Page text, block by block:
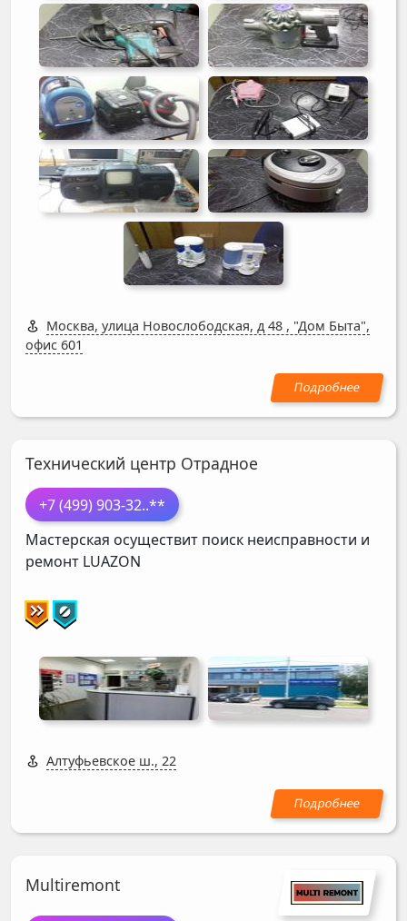
Москва, улица Новослободская, д 48 , "Дом Быта",
офис 601
Технический центр Отрадное
+7 (499) 903-32..**
Мастерская осуществит поиск неисправности и
ремонт LUAZON
Алтуфьевское ш., 22
Multiremont